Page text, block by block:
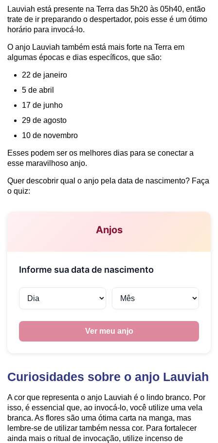
Lauviah está presente na Terra das 5h20 às 05h40, então
trate de ir preparando o despertador, pois esse é um ótimo
horário para invocá-lo.
O anjo Lauviah também está mais forte na Terra em
algumas épocas e dias específicos, que são:
22 de janeiro
5 de abril
17 de junho
29 de agosto
10 de novembro
Esses podem ser os melhores dias para se conectar a
esse maravilhoso anjo.
Quer descobrir qual o anjo pela data de nascimento? Faça
o quiz:
Curiosidades sobre o anjo Lauviah
A cor que representa o anjo Lauviah é o lindo branco. Por
isso, é essencial que, ao invocá-lo, você utilize uma vela
branca. As flores são uma ótima carta na manga, mas
lembre-se de utilizar também nessa cor. Para fortalecer
ainda mais o ritual de invocação, utilize incenso de